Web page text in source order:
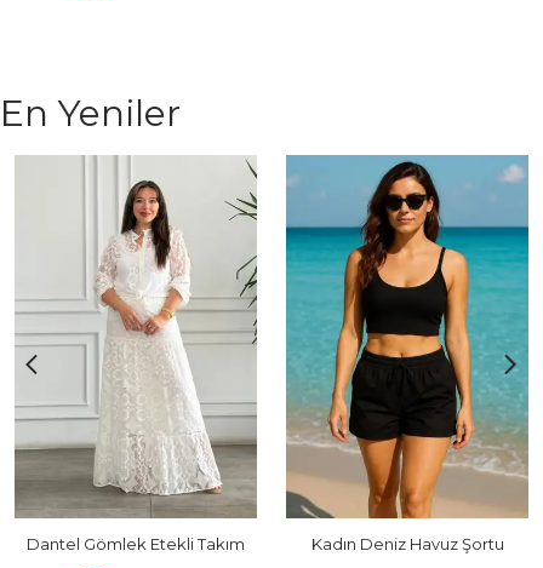
En Yeniler
Dantel Gömlek Etekli Takım Kadın Deniz Havuz Şortu